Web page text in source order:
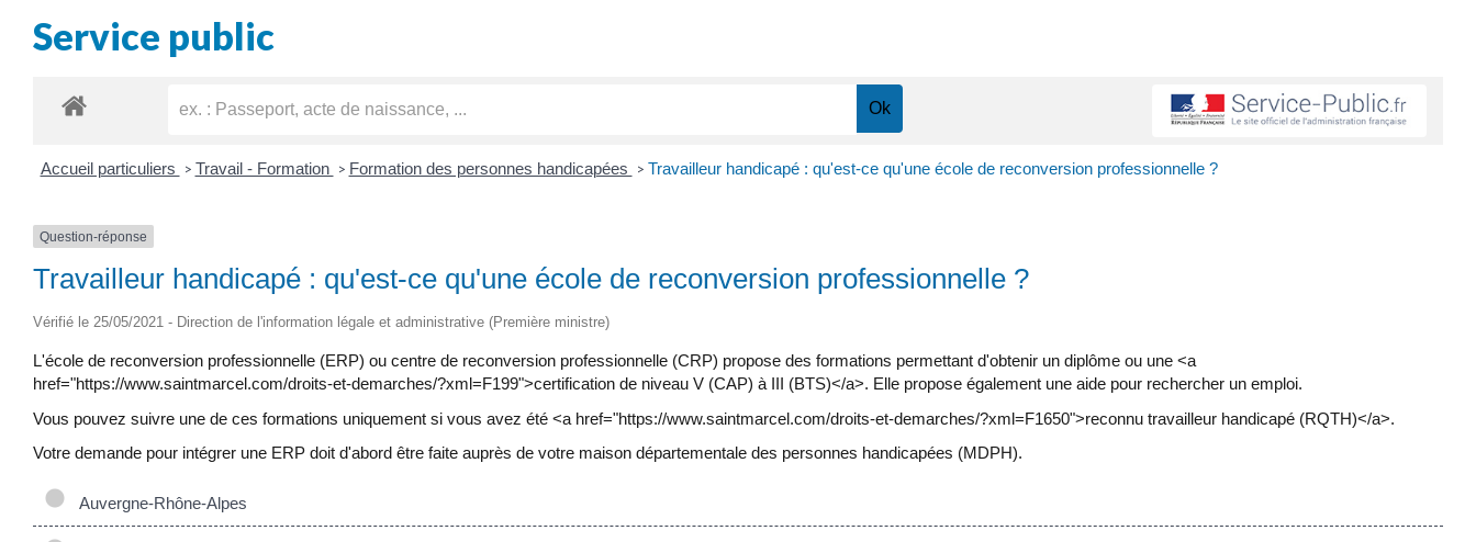
Service public
Accueil particuliers > Travail - Formation > Formation des personnes handicapées > Travailleur handicapé : qu'est-ce qu'une école de reconversion professionnelle ?
Question-réponse
Travailleur handicapé : qu'est-ce qu'une école de reconversion professionnelle ?
Vérifié le 25/05/2021 - Direction de l'information légale et administrative (Première ministre)
L'école de reconversion professionnelle (ERP) ou centre de reconversion professionnelle (CRP) propose des formations permettant d'obtenir un diplôme ou une <a
href="https://www.saintmarcel.com/droits-et-demarches/?xml=F199">certification de niveau V (CAP) à III (BTS)</a>. Elle propose également une aide pour rechercher un emploi.
Vous pouvez suivre une de ces formations uniquement si vous avez été <a href="https://www.saintmarcel.com/droits-et-demarches/?xml=F1650">reconnu travailleur handicapé (RQTH)</a>.
Votre demande pour intégrer une ERP doit d'abord être faite auprès de votre maison départementale des personnes handicapées (MDPH).
Auvergne-Rhône-Alpes